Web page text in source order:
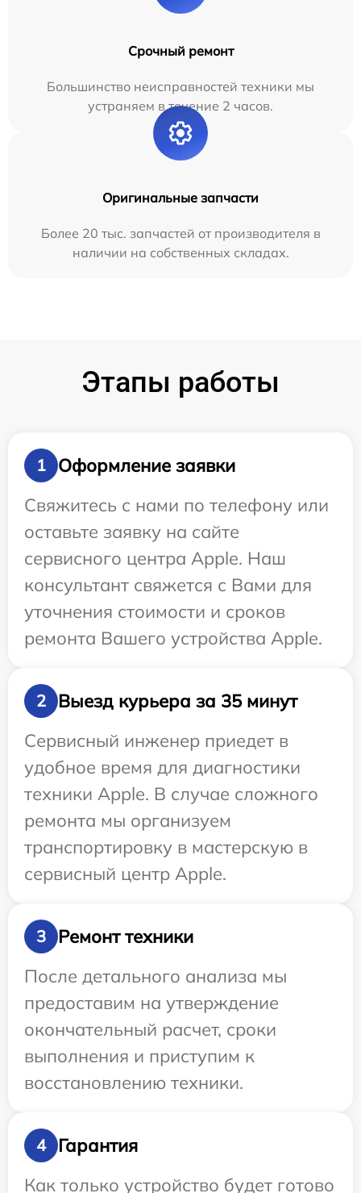
Срочный ремонт
Большинство неисправностей техники мы
устраняем в течение 2 часов.
Оригинальные запчасти
Более 20 тыс. запчастей от производителя в
наличии на собственных складах.
Этапы работы
1
Оформление заявки
Свяжитесь с нами по телефону или
оставьте заявку на сайте
сервисного центра Apple. Наш
консультант свяжется с Вами для
уточнения стоимости и сроков
ремонта Вашего устройства Apple.
2
Выезд курьера за 35 минут
Сервисный инженер приедет в
удобное время для диагностики
техники Apple. В случае сложного
ремонта мы организуем
транспортировку в мастерскую в
сервисный центр Apple.
3
Ремонт техники
После детального анализа мы
предоставим на утверждение
окончательный расчет, сроки
выполнения и приступим к
восстановлению техники.
4
Гарантия
Как только устройство будет готово